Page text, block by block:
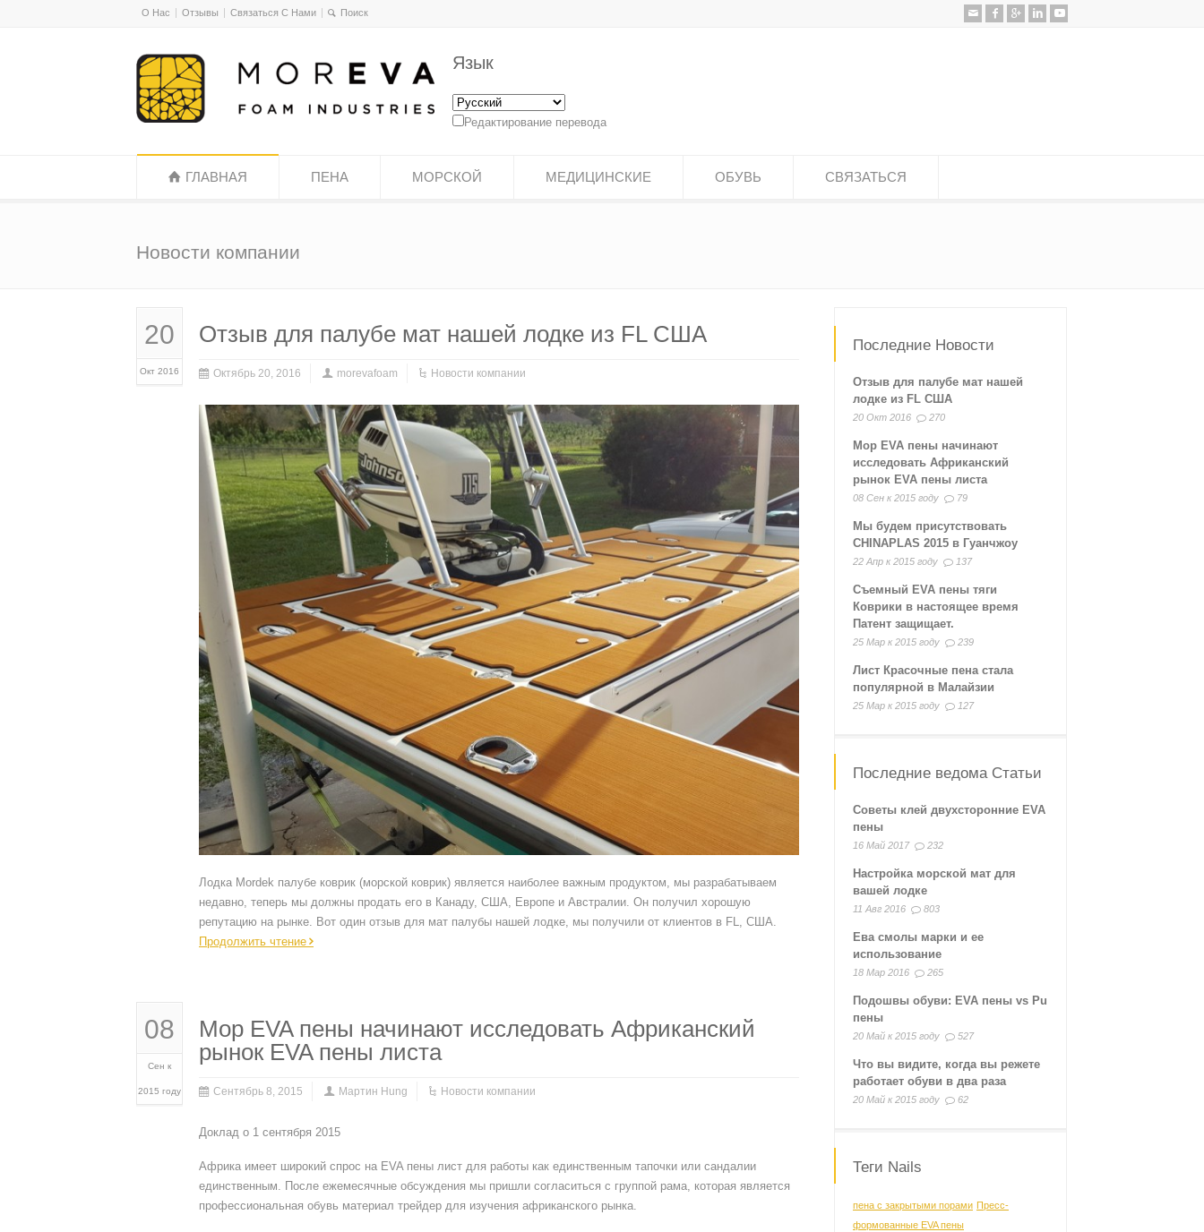
О Нас Отзывы Связаться С Нами
Язык
Редактирование перевода
ГЛАВНАЯ ПЕНА МОРСКОЙ МЕДИЦИНСКИЕ ОБУВЬ СВЯЗАТЬСЯ
Новости компании
20
Окт 2016
Отзыв для палубе мат нашей лодке из FL США
Октябрь 20, 2016 morevafoam Новости компании
Лодка Mordek палубе коврик (морской коврик) является наиболее важным продуктом, мы разрабатываем
недавно, теперь мы должны продать его в Канаду, США, Европе и Австралии. Он получил хорошую
репутацию на рынке. Вот один отзыв для мат палубы нашей лодке, мы получили от клиентов в FL, США.
Продолжить чтение
08
Сен к
2015 году
Мор EVA пены начинают исследовать Африканский
рынок EVA пены листа
Сентябрь 8, 2015 Мартин Hung Новости компании
Доклад о 1 сентября 2015
Африка имеет широкий спрос на EVA пены лист для работы как единственным тапочки или сандалии
единственным. После ежемесячные обсуждения мы пришли согласиться с группой рама, которая является
профессиональная обувь материал трейдер для изучения африканского рынка.
Последние Новости
Отзыв для палубе мат нашей
лодке из FL США
20 Окт 2016 270
Мор EVA пены начинают
исследовать Африканский
рынок EVA пены листа
08 Сен к 2015 году 79
Мы будем присутствовать
CHINAPLAS 2015 в Гуанчжоу
22 Апр к 2015 году 137
Съемный EVA пены тяги
Коврики в настоящее время
Патент защищает.
25 Мар к 2015 году 239
Лист Красочные пена стала
популярной в Малайзии
25 Мар к 2015 году 127
Последние ведома Статьи
Советы клей двухсторонние EVA
пены
16 Май 2017 232
Настройка морской мат для
вашей лодке
11 Авг 2016 803
Ева смолы марки и ее
использование
18 Мар 2016 265
Подошвы обуви: EVA пены vs Pu
пены
20 Май к 2015 году 527
Что вы видите, когда вы режете
работает обуви в два раза
20 Май к 2015 году 62
Теги Nails
пена с закрытыми порами Пресс-
формованные EVA пены